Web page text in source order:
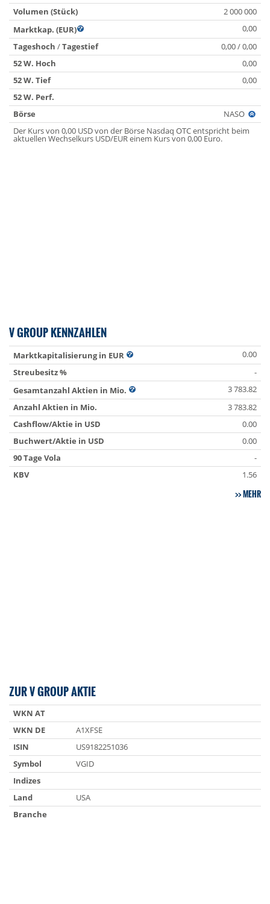
Volumen (Stück)
2 000 000
Marktkap. (EUR)
0,00
Tageshoch /Tagestief
0,00 / 0,00
52 W. Hoch
0,00
52 W. Tief
0,00
52 W. Perf.
Börse
NASO
Der Kurs von 0,00 USD von der Börse Nasdaq OTC entspricht beim
aktuellen Wechselkurs USD/EUR einem Kurs von 0,00 Euro.
V GROUP KENNZAHLEN
Marktkapitalisierung in EUR
0.00
Streubesitz %
-
Gesamtanzahl Aktien in Mio.
3 783.82
Anzahl Aktien in Mio.
3 783.82
Cashflow/Aktie in USD
0.00
Buchwert/Aktie in USD
0.00
90 Tage Vola
-
KBV
1.56
MEHR
ZUR V GROUP AKTIE
WKN AT
WKN DE
A1XFSE
ISIN
US9182251036
Symbol
VGID
Indizes
Land
USA
Branche